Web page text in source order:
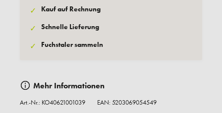
✓ Kauf auf Rechnung
✓ Schnelle Lieferung
✓ Fuchstaler sammeln
Mehr Informationen
Art.-Nr.: KO40621001039 EAN: 5203069054549